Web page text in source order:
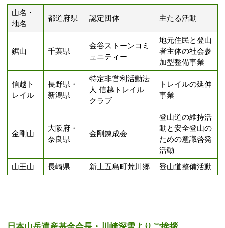
山名・
地名
都道府県 認定団体 主たる活動
鋸山 千葉県
金谷ストーンコミ
ュニティー
地元住民と登山
者主体の社会参
加型整備事業
信越ト
レイル
長野県・
新潟県
特定非営利活動法
人 信越トレイル
クラブ
トレイルの延伸
事業
金剛山
大阪府・
奈良県
金剛錬成会
登山道の維持活
動と安全登山の
ための意識啓発
活動
山王山
長崎県 新上五島町荒川郷 登山道整備活動